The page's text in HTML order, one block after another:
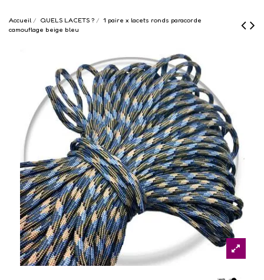
Accueil QUELS LACETS ?
1 paire x lacets ronds paracorde
camouflage beige bleu